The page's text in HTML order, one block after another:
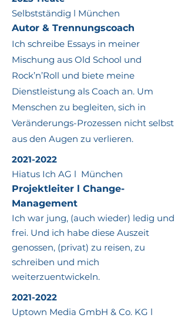
Selbstständig l München
Autor & Trennungscoach
Ich schreibe Essays in meiner
Mischung aus Old School und
Rock’n’Roll und biete meine
Dienstleistung als Coach an. Um
Menschen zu begleiten, sich in
Veränderungs-Prozessen nicht selbst
aus den Augen zu verlieren.
2021-2022
Hiatus Ich AG l München
Projektleiter l Change-
Management
Ich war jung, (auch wieder) ledig und
frei. Und ich habe diese Auszeit
genossen, (privat) zu reisen, zu
schreiben und mich
weiterzuentwickeln.
2021-2022
Uptown Media GmbH & Co. KG l